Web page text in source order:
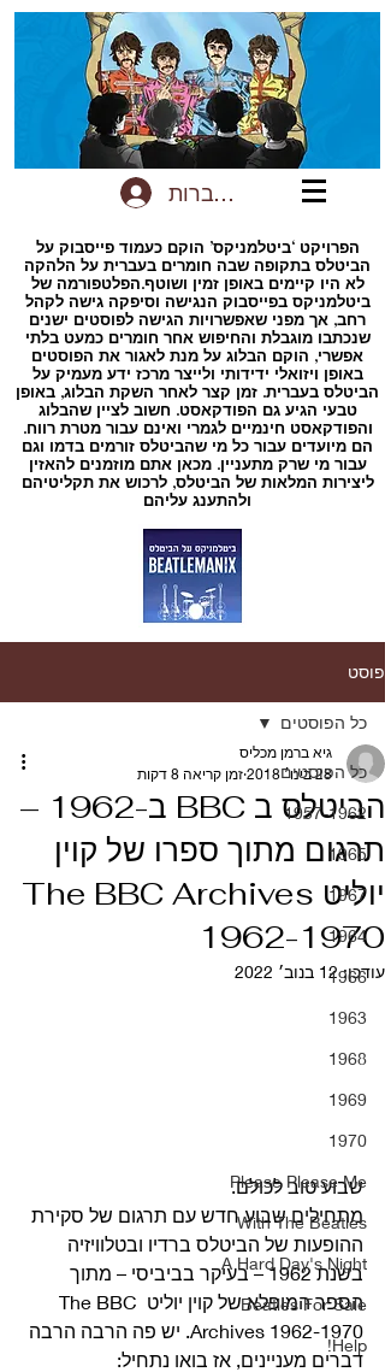
להתחברות
הפרויקט ‘ביטלמניקס’ הוקם כעמוד פייסבוק על
הביטלס בתקופה שבה חומרים בעברית על הלהקה
לא היו קיימים באופן זמין ושוטף.הפלטפורמה של
ביטלמניקס בפייסבוק הנגישה וסיפקה גישה לקהל
רחב, אך מפני שאפשרויות הגישה לפוסטים ישנים
שנכתבו מוגבלת והחיפוש אחר חומרים כמעט בלתי
אפשרי, הוקם הבלוג על מנת לאגור את הפוסטים
באופן ויזואלי ידידותי ולייצר מרכז ידע מעמיק על
הביטלס בעברית. זמן קצר לאחר השקת הבלוג, באופן
טבעי הגיע גם הפודקאסט. חשוב לציין שהבלוג
והפודקאסט חינמיים לגמרי ואינם עבור מטרת רווח.
הם מיועדים עבור כל מי שהביטלס זורמים בדמו וגם
עבור מי שרק מתעניין. מכאן אתם מוזמנים להאזין
ליצירות המלאות של הביטלס, לרכוש את תקליטיהם
ולהתענג עליהם
פוסט
כל הפוסטים
1957-1962
1965
1967
1964
1966
1963
1968
1969
1970
Please Please Me
With The Beatles
A Hard Day's Night
Beatles For Sale
Help!
כל הפוסטים
הביטלס ב BBC ב-1962 –
תרגום מתוך ספרו של קוין
יוליט The BBC Archives
1962-1970
גיא ברמן מכליס
28 בינו׳ 2018
זמן קריאה 8 דקות
עודכן:12 בנוב׳ 2022
שבוע טוב לכולם.
מתחילים שבוע חדש עם תרגום של סקירת
ההופעות של הביטלס ברדיו ובטלוויזיה
בשנת 1962 – בעיקר בביביסי – מתוך
הספר המופלא של קוין יוליט The BBC
Archives 1962-1970. יש פה הרבה הרבה
דברים מעניינים, אז בואו נתחיל: